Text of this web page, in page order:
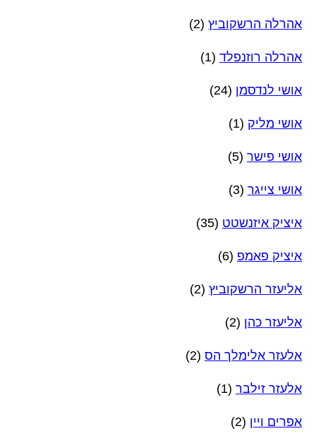
אהרלה הרשקוביץ (2)
אהרלה רוזנפלד (1)
אושי לנדסמן (24)
אושי מליק (1)
אושי פישר (5)
אושי צייגר (3)
איציק איזנשטט (35)
איציק פאמפ (6)
אליעזר הרשקוביץ (2)
אליעזר כהן (2)
אלעזר אלימלך הס (2)
אלעזר זילבר (1)
אפרים ויין (2)